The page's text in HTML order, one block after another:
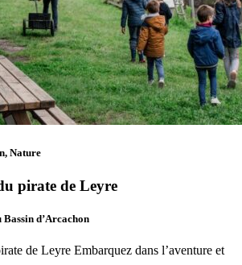
Nature
pirate de Leyre
d’Arcachon
de Leyre Embarquez dans l’aventure et